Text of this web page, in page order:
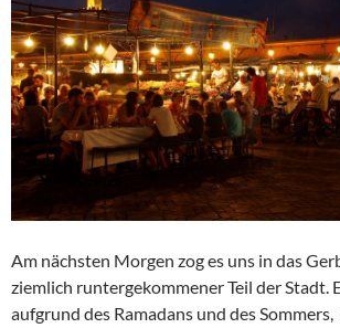
Am nächsten Morgen zog es uns in das
ziemlich runtergekommener Teil der Stadt.
aufgrund des Ramadans und des